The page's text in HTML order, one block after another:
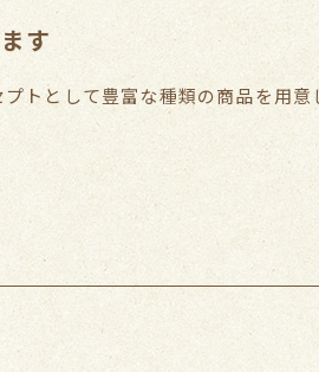
す
トとして豊富な種類の商品を用